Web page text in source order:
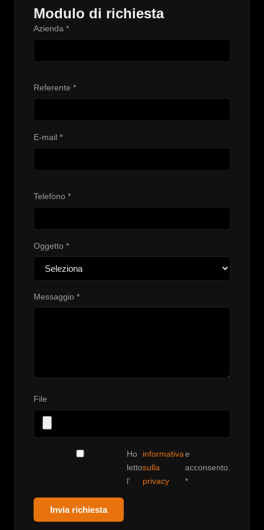
Modulo di richiesta
Azienda *
Referente *
E-mail *
Telefono *
Oggetto *
Messaggio *
File
Ho
letto
l'
informativa
sulla
privacy
e
acconsento.
*
Invia richiesta